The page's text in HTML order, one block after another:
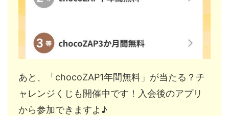
あと、「chocoZAP1年間無料」が当たる？チ
ャレンジくじも開催中です！入会後のアプリ
から参加できますよ♪